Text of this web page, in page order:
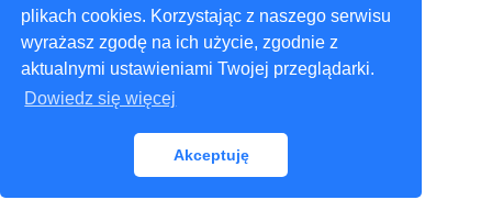
plikach cookies. Korzystając z naszego serwisu
wyrażasz zgodę na ich użycie, zgodnie z
aktualnymi ustawieniami Twojej przeglądarki.
Dowiedz się więcej
Akceptuję